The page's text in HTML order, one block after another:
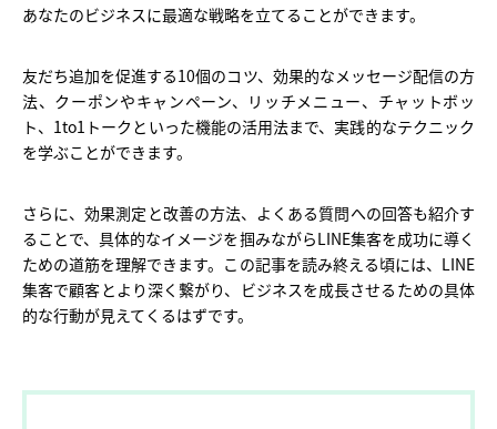
あなたのビジネスに最適な戦略を立てることができます。
友だち追加を促進する10個のコツ、効果的なメッセージ配信の方
法、クーポンやキャンペーン、リッチメニュー、チャットボッ
ト、1to1トークといった機能の活用法まで、実践的なテクニック
を学ぶことができます。
さらに、効果測定と改善の方法、よくある質問への回答も紹介す
ることで、具体的なイメージを掴みながらLINE集客を成功に導く
ための道筋を理解できます。この記事を読み終える頃には、LINE
集客で顧客とより深く繋がり、ビジネスを成長させるための具体
的な行動が見えてくるはずです。